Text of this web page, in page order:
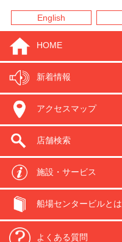
English
HOME
新着情報
アクセスマップ
店舗検索
施設・サービス
船場センタービルとは
よくある質問